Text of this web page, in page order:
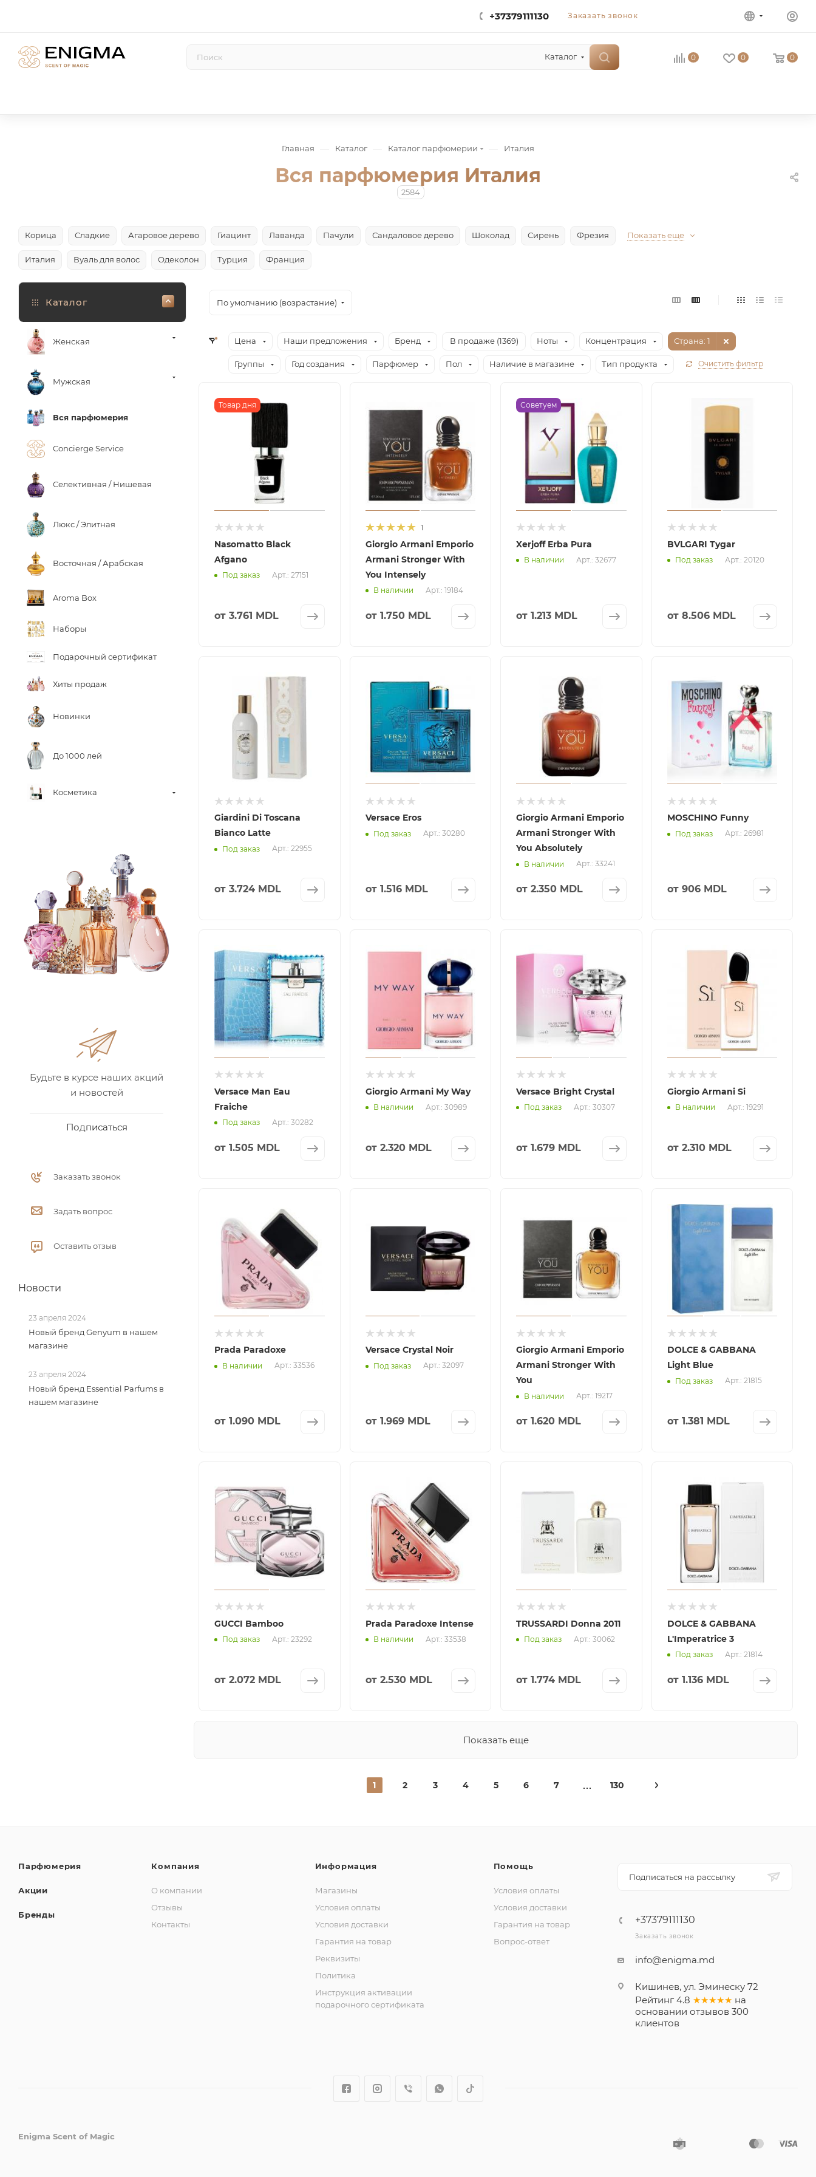
+37379111130 Заказать звонок
Каталог 0 0 0
Главная — Каталог — Каталог парфюмерии — Италия
Вся парфюмерия Италия
2584
Корица Сладкие Агаровое дерево Гиацинт Лаванда Пачули Сандаловое дерево Шоколад Сирень Фрезия Показать еще
Италия Вуаль для волос Одеколон Турция Франция
По умолчанию (возрастание)
Цена Наши предложения Бренд В продаже (1369) Ноты Концентрация Страна: 1
Группы Год создания Парфюмер Пол Наличие в магазине Тип продукта Очистить фильтр
Товар дня
Nasomatto Black
Afgano
Под заказ Арт.: 27151
от 3.761 MDL
1
Giorgio Armani Emporio
Armani Stronger With
You Intensely
В наличии Арт.: 19184
от 1.750 MDL
Советуем
Xerjoff Erba Pura
В наличии Арт.: 32677
от 1.213 MDL
BVLGARI Tygar
Под заказ Арт.: 20120
от 8.506 MDL
Giardini Di Toscana
Bianco Latte
Под заказ Арт.: 22955
от 3.724 MDL
Versace Eros
Под заказ Арт.: 30280
от 1.516 MDL
Giorgio Armani Emporio
Armani Stronger With
You Absolutely
В наличии Арт.: 33241
от 2.350 MDL
MOSCHINO Funny
Под заказ Арт.: 26981
от 906 MDL
Versace Man Eau
Fraiche
Под заказ Арт.: 30282
от 1.505 MDL
Giorgio Armani My Way
В наличии Арт.: 30989
от 2.320 MDL
Versace Bright Crystal
Под заказ Арт.: 30307
от 1.679 MDL
Giorgio Armani Si
В наличии Арт.: 19291
от 2.310 MDL
Prada Paradoxe
В наличии Арт.: 33536
от 1.090 MDL
Versace Crystal Noir
Под заказ Арт.: 32097
от 1.969 MDL
Giorgio Armani Emporio
Armani Stronger With
You
В наличии Арт.: 19217
от 1.620 MDL
DOLCE & GABBANA
Light Blue
Под заказ Арт.: 21815
от 1.381 MDL
GUCCI Bamboo
Под заказ Арт.: 23292
от 2.072 MDL
Prada Paradoxe Intense
В наличии Арт.: 33538
от 2.530 MDL
TRUSSARDI Donna 2011
Под заказ Арт.: 30062
от 1.774 MDL
DOLCE & GABBANA
L'Imperatrice 3
Под заказ Арт.: 21814
от 1.136 MDL
Показать еще
1 2 3 4 5 6 7 130
Каталог
Женская
Мужская
Вся парфюмерия
Concierge Service
Селективная / Нишевая
Люкс / Элитная
Восточная / Арабская
Aroma Box
Наборы
Подарочный сертификат
Хиты продаж
Новинки
До 1000 лей
Косметика
Будьте в курсе наших акций
и новостей
Подписаться
Заказать звонок
Задать вопрос
Оставить отзыв
Новости
23 апреля 2024
Новый бренд Genyum в нашем
магазине
23 апреля 2024
Новый бренд Essential Parfums в
нашем магазине
Парфюмерия
Акции
Бренды
Компания
О компании
Отзывы
Контакты
Информация
Магазины
Условия оплаты
Условия доставки
Гарантия на товар
Реквизиты
Политика
Инструкция активации
подарочного сертификата
Помощь
Условия оплаты
Условия доставки
Гарантия на товар
Вопрос-ответ
Подписаться на рассылку
+37379111130
Заказать звонок
info@enigma.md
Кишинев, ул. Эминеску 72
Рейтинг 4.8 ★★★★★ на
основании отзывов 300
клиентов
Enigma Scent of Magic